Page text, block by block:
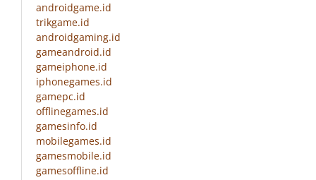
androidgame.id
trikgame.id
androidgaming.id
gameandroid.id
gameiphone.id
iphonegames.id
gamepc.id
offlinegames.id
gamesinfo.id
mobilegames.id
gamesmobile.id
gamesoffline.id